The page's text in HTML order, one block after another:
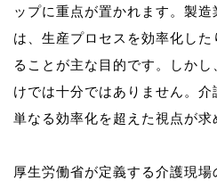
ップに重点が置かれます。製
は、生産プロセスを効率化し
ることが主な目的です。しか
けでは十分ではありません。介
単なる効率化を超えた視点が求
厚生労働省が定義する介護現場